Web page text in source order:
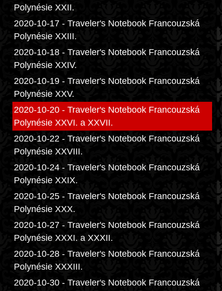
Polynésie XXII.
2020-10-17 - Traveler's Notebook Francouzská
Polynésie XXIII.
2020-10-18 - Traveler's Notebook Francouzská
Polynésie XXIV.
2020-10-19 - Traveler's Notebook Francouzská
Polynésie XXV.
2020-10-20 - Traveler's Notebook Francouzská
Polynésie XXVI. a XXVII.
2020-10-22 - Traveler's Notebook Francouzská
Polynésie XXVIII.
2020-10-24 - Traveler's Notebook Francouzská
Polynésie XXIX.
2020-10-25 - Traveler's Notebook Francouzská
Polynésie XXX.
2020-10-27 - Traveler's Notebook Francouzská
Polynésie XXXI. a XXXII.
2020-10-28 - Traveler's Notebook Francouzská
Polynésie XXXIII.
2020-10-30 - Traveler's Notebook Francouzská